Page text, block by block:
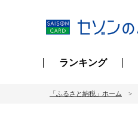
ランキング
「ふるさと納税」ホーム